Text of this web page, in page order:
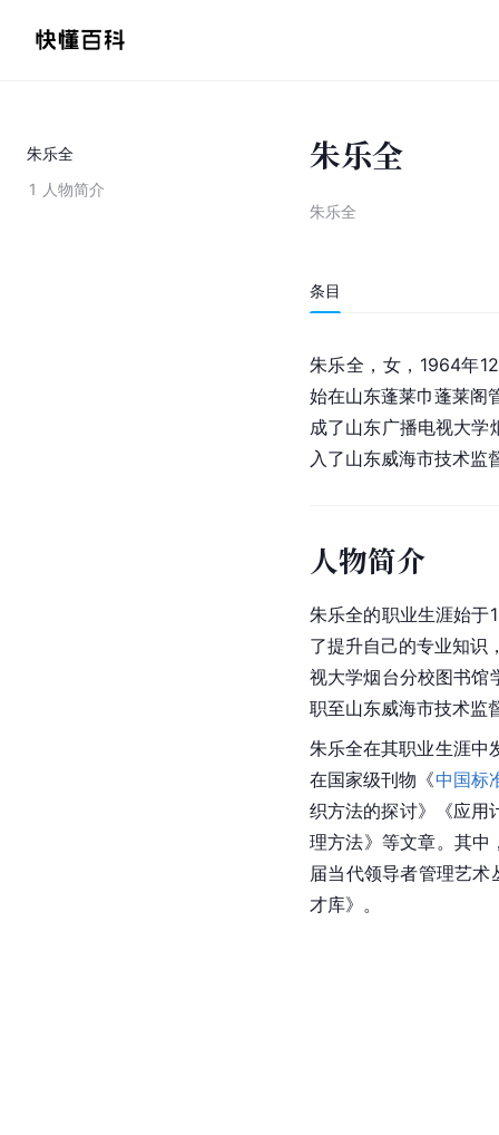
朱乐全
1 人物简介
朱乐全
朱乐全
条目
朱乐全，女，1964年
始在山东蓬莱巾蓬莱阁
成了山东广播电视大学
入了山东威海市技术监
人物简介
朱乐全的职业生涯始于
了提升自己的专业知识
视大学烟台分校图书馆
职至山东威海市技术监
朱乐全在其职业生涯中
在国家级刊物《中国标
织方法的探讨》《应用
理方法》等文章。其中
届当代领导者管理艺
才库》。